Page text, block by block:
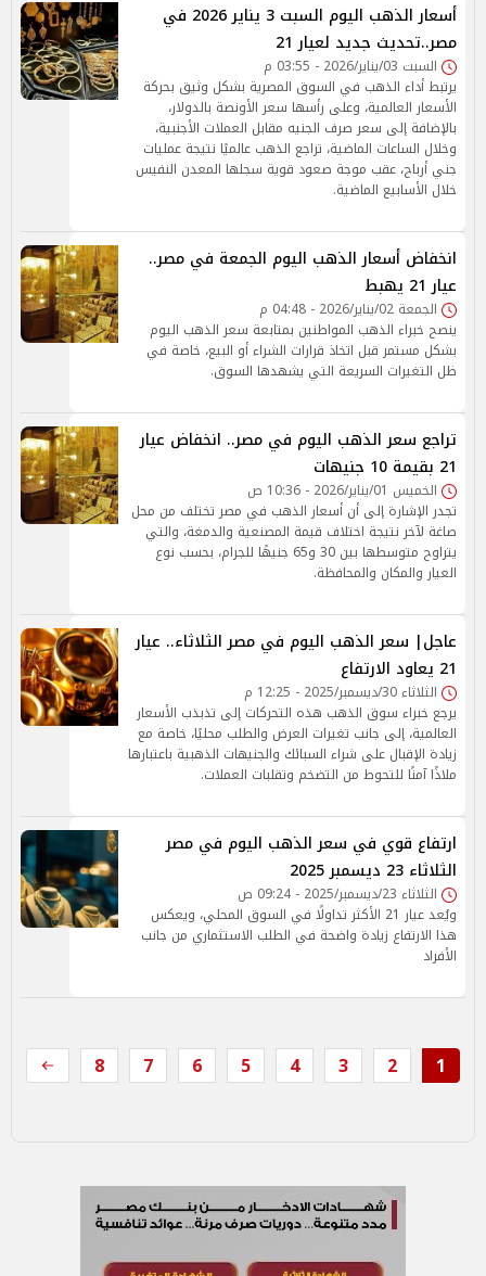
أسعار الذهب اليوم السبت 3 يناير 2026 في
مصر..تحديث جديد لعيار 21
السبت 03/يناير/2026 - 03:55 م
يرتبط أداء الذهب في السوق المصرية بشكل وثيق بحركة
الأسعار العالمية، وعلى رأسها سعر الأونصة بالدولار،
بالإضافة إلى سعر صرف الجنيه مقابل العملات الأجنبية،
وخلال الساعات الماضية، تراجع الذهب عالميًا نتيجة عمليات
جني أرباح، عقب موجة صعود قوية سجلها المعدن النفيس
خلال الأسابيع الماضية.
انخفاض أسعار الذهب اليوم الجمعة في مصر..
عيار 21 يهبط
الجمعة 02/يناير/2026 - 04:48 م
ينصح خبراء الذهب المواطنين بمتابعة سعر الذهب اليوم
بشكل مستمر قبل اتخاذ قرارات الشراء أو البيع، خاصة في
ظل التغيرات السريعة التي يشهدها السوق.
تراجع سعر الذهب اليوم في مصر.. انخفاض عيار
21 بقيمة 10 جنيهات
الخميس 01/يناير/2026 - 10:36 ص
تجدر الإشارة إلى أن أسعار الذهب في مصر تختلف من محل
صاغة لآخر نتيجة اختلاف قيمة المصنعية والدمغة، والتي
يتراوح متوسطها بين 30 و65 جنيهًا للجرام، بحسب نوع
العيار والمكان والمحافظة.
عاجل| سعر الذهب اليوم في مصر الثلاثاء.. عيار
21 يعاود الارتفاع
الثلاثاء 30/ديسمبر/2025 - 12:25 م
يرجع خبراء سوق الذهب هذه التحركات إلى تذبذب الأسعار
العالمية، إلى جانب تغيرات العرض والطلب محليًا، خاصة مع
زيادة الإقبال على شراء السبائك والجنيهات الذهبية باعتبارها
ملاذًا آمنًا للتحوط من التضخم وتقلبات العملات.
ارتفاع قوي في سعر الذهب اليوم في مصر
الثلاثاء 23 ديسمبر 2025
الثلاثاء 23/ديسمبر/2025 - 09:24 ص
ويُعد عيار 21 الأكثر تداولًا في السوق المحلي، ويعكس
هذا الارتفاع زيادة واضحة في الطلب الاستثماري من جانب
الأفراد
1
2
3
4
5
6
7
8